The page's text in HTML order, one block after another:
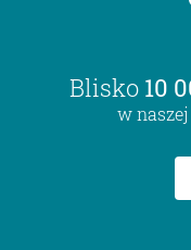
Blisko 10
w